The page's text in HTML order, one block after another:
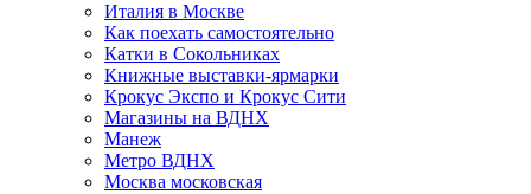
Италия в Москве
Как поехать самостоятельно
Катки в Сокольниках
Книжные выставки-ярмарки
Крокус Экспо и Крокус Сити
Магазины на ВДНХ
Манеж
Метро ВДНХ
Москва московская